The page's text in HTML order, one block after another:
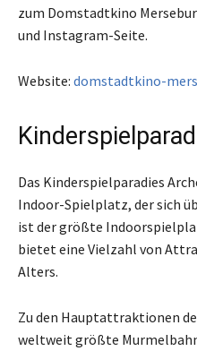
zum Domstadtkino
und Instagram-Seite.
Website: domstadtkino-
Das Kinderspielparadies
Indoor-Spielplatz, der sich
ist der größte
bietet eine Vielzahl von
Alters.
Zu den Hauptattraktionen
weltweit größte